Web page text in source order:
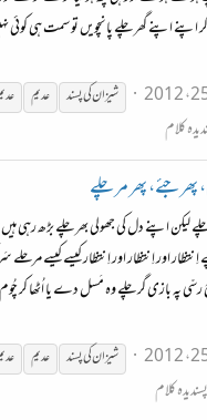
اپنے اپنے گھر چلے پانچویں تو سمت ہی
شیزان کی پسند عدیم
کلام
پھر جئے، پھر مر چلے
چلے لیکن اپنے دل کی جھولی بھر چلے بڑھ
اور اِنتظار اور اِنتظار کیسے کیسے
پہ بازی گر چلے وہ مَسل دے یا اُٹھا کر
شیزان کی پسند عدیم
پسندیدہ کلام